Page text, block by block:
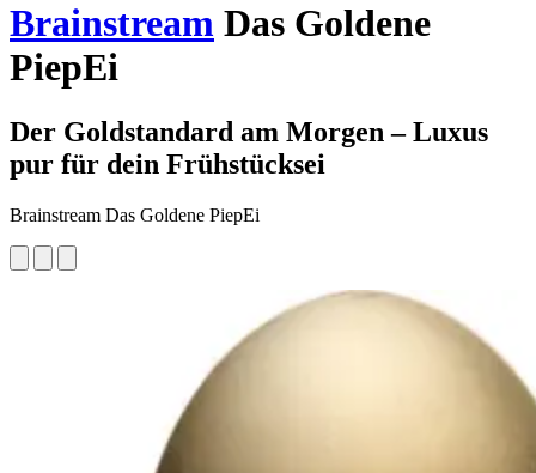
Brainstream Das Goldene
PiepEi
Der Goldstandard am Morgen – Luxus
pur für dein Frühstücksei
Brainstream Das Goldene PiepEi